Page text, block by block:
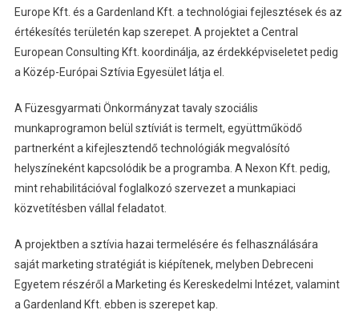
Europe Kft. és a Gardenland Kft. a technológiai fejlesztések és az
értékesítés területén kap szerepet. A projektet a Central
European Consulting Kft. koordinálja, az érdekképviseletet pedig
a Közép-Európai Sztívia Egyesület látja el.
A Füzesgyarmati Önkormányzat tavaly szociális
munkaprogramon belül sztíviát is termelt, együttműködő
partnerként a kifejlesztendő technológiák megvalósító
helyszíneként kapcsolódik be a programba. A Nexon Kft. pedig,
mint rehabilitációval foglalkozó szervezet a munkapiaci
közvetítésben vállal feladatot.
A projektben a sztívia hazai termelésére és felhasználására
saját marketing stratégiát is kiépítenek, melyben Debreceni
Egyetem részéről a Marketing és Kereskedelmi Intézet, valamint
a Gardenland Kft. ebben is szerepet kap.